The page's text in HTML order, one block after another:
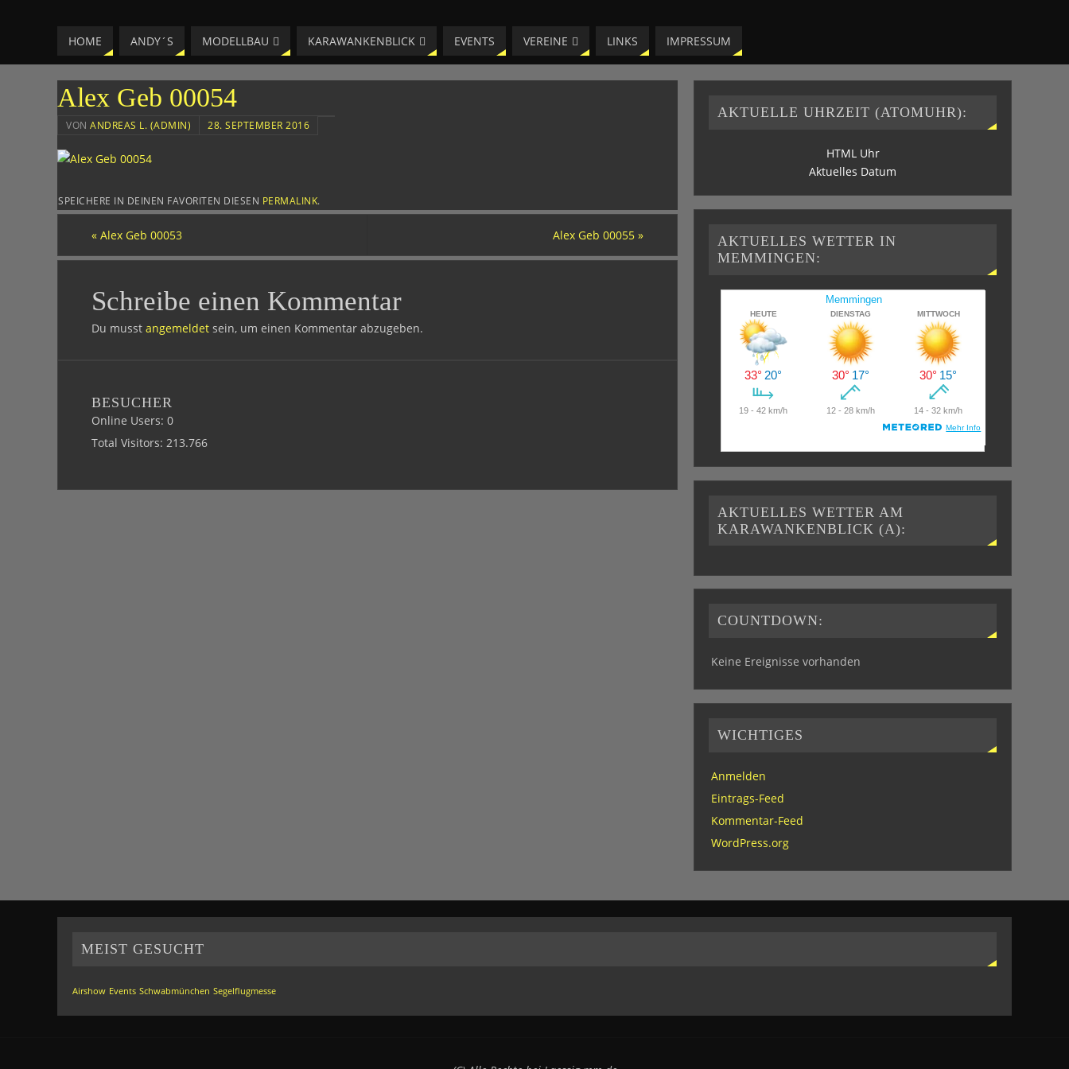
LAESSIG-MM
HOME ANDY´S MODELLBAU KARAWANKENBLICK EVENTS VEREINE LINKS IMPRESSUM
Alex Geb 00054
VON ANDREAS L. (ADMIN) 28. SEPTEMBER 2016
SPEICHERE IN DEINEN FAVORITEN DIESEN PERMALINK.
« Alex Geb 00053 Alex Geb 00055 »
Schreibe einen Kommentar
Du musst angemeldet sein, um einen Kommentar abzugeben.
BESUCHER
Online Users: 0
Total Visitors: 213.766
AKTUELLE UHRZEIT (ATOMUHR):
HTML Uhr
Aktuelles Datum
AKTUELLES WETTER IN
MEMMINGEN:
AKTUELLES WETTER AM
KARAWANKENBLICK (A):
COUNTDOWN:
Keine Ereignisse vorhanden
WICHTIGES
Anmelden
Eintrags-Feed
Kommentar-Feed
WordPress.org
MEIST GESUCHT
Airshow Events Schwabmünchen Segelflugmesse